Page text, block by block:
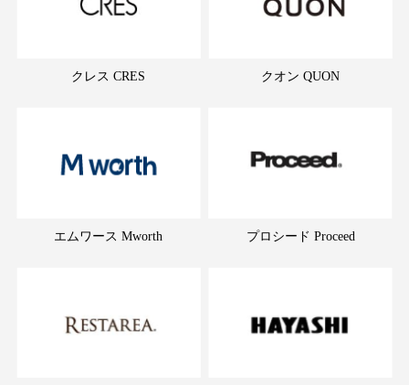
クレス CRES クオン QUON
エムワース Mworth プロシード Proceed